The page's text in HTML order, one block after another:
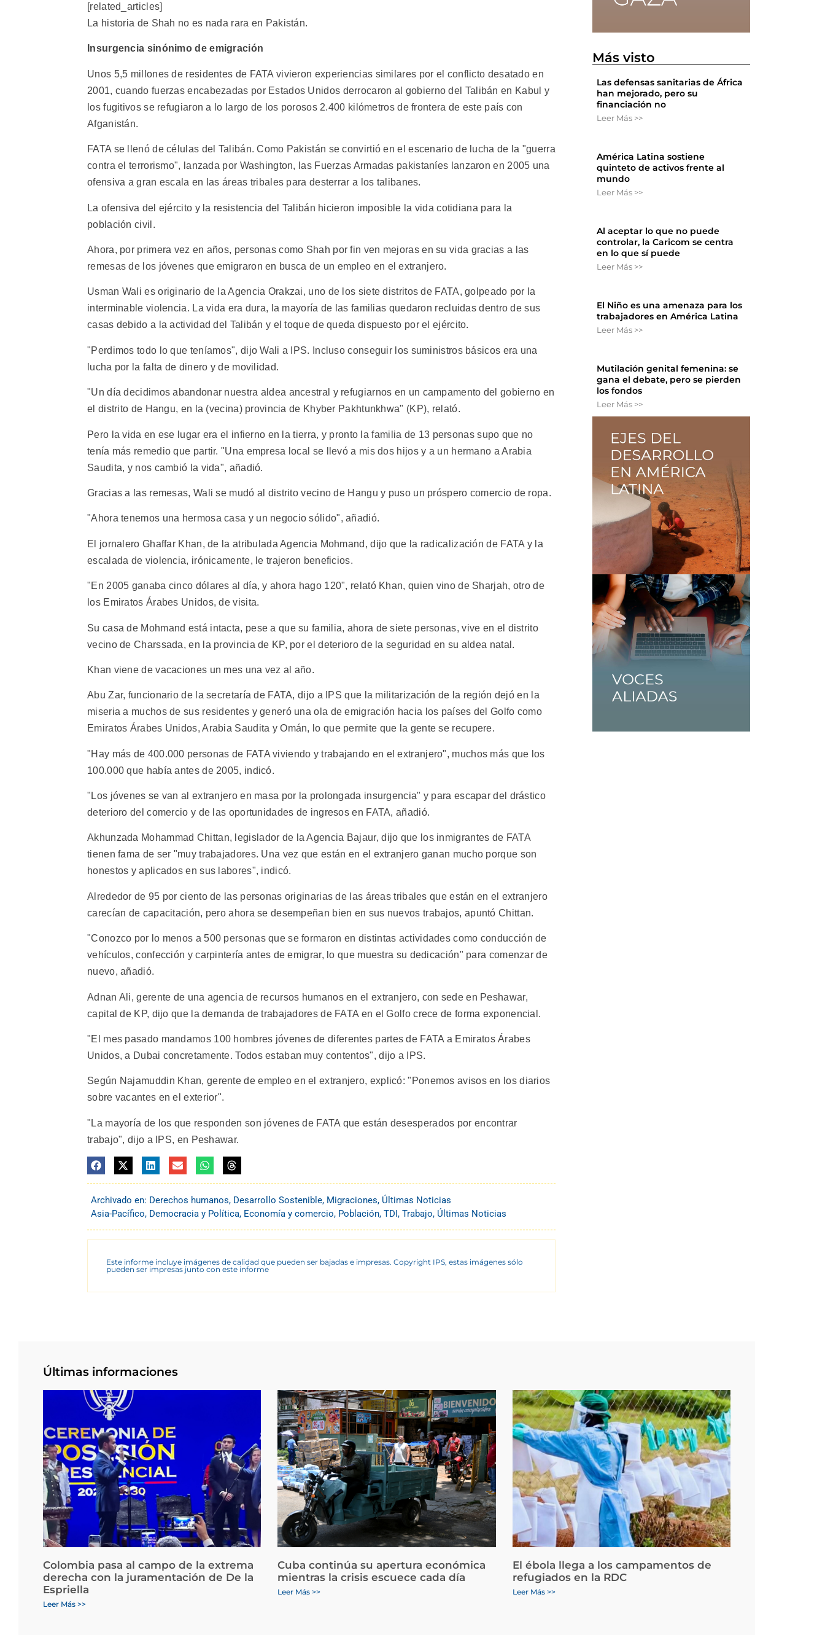
[related_articles]
La historia de Shah no es nada rara en Pakistán.
Insurgencia sinónimo de emigración
Unos 5,5 millones de residentes de FATA vivieron experiencias similares por el conflicto desatado en
2001, cuando fuerzas encabezadas por Estados Unidos derrocaron al gobierno del Talibán en Kabul y
los fugitivos se refugiaron a lo largo de los porosos 2.400 kilómetros de frontera de este país con
Afganistán.
FATA se llenó de células del Talibán. Como Pakistán se convirtió en el escenario de lucha de la "guerra
contra el terrorismo", lanzada por Washington, las Fuerzas Armadas pakistaníes lanzaron en 2005 una
ofensiva a gran escala en las áreas tribales para desterrar a los talibanes.
La ofensiva del ejército y la resistencia del Talibán hicieron imposible la vida cotidiana para la
población civil.
Ahora, por primera vez en años, personas como Shah por fin ven mejoras en su vida gracias a las
remesas de los jóvenes que emigraron en busca de un empleo en el extranjero.
Usman Wali es originario de la Agencia Orakzai, uno de los siete distritos de FATA, golpeado por la
interminable violencia. La vida era dura, la mayoría de las familias quedaron recluidas dentro de sus
casas debido a la actividad del Talibán y el toque de queda dispuesto por el ejército.
"Perdimos todo lo que teníamos", dijo Wali a IPS. Incluso conseguir los suministros básicos era una
lucha por la falta de dinero y de movilidad.
"Un día decidimos abandonar nuestra aldea ancestral y refugiarnos en un campamento del gobierno en
el distrito de Hangu, en la (vecina) provincia de Khyber Pakhtunkhwa" (KP), relató.
Pero la vida en ese lugar era el infierno en la tierra, y pronto la familia de 13 personas supo que no
tenía más remedio que partir. "Una empresa local se llevó a mis dos hijos y a un hermano a Arabia
Saudita, y nos cambió la vida", añadió.
Gracias a las remesas, Wali se mudó al distrito vecino de Hangu y puso un próspero comercio de ropa.
"Ahora tenemos una hermosa casa y un negocio sólido", añadió.
El jornalero Ghaffar Khan, de la atribulada Agencia Mohmand, dijo que la radicalización de FATA y la
escalada de violencia, irónicamente, le trajeron beneficios.
"En 2005 ganaba cinco dólares al día, y ahora hago 120", relató Khan, quien vino de Sharjah, otro de
los Emiratos Árabes Unidos, de visita.
Su casa de Mohmand está intacta, pese a que su familia, ahora de siete personas, vive en el distrito
vecino de Charssada, en la provincia de KP, por el deterioro de la seguridad en su aldea natal.
Khan viene de vacaciones un mes una vez al año.
Abu Zar, funcionario de la secretaría de FATA, dijo a IPS que la militarización de la región dejó en la
miseria a muchos de sus residentes y generó una ola de emigración hacia los países del Golfo como
Emiratos Árabes Unidos, Arabia Saudita y Omán, lo que permite que la gente se recupere.
"Hay más de 400.000 personas de FATA viviendo y trabajando en el extranjero", muchos más que los
100.000 que había antes de 2005, indicó.
"Los jóvenes se van al extranjero en masa por la prolongada insurgencia" y para escapar del drástico
deterioro del comercio y de las oportunidades de ingresos en FATA, añadió.
Akhunzada Mohammad Chittan, legislador de la Agencia Bajaur, dijo que los inmigrantes de FATA
tienen fama de ser "muy trabajadores. Una vez que están en el extranjero ganan mucho porque son
honestos y aplicados en sus labores", indicó.
Alrededor de 95 por ciento de las personas originarias de las áreas tribales que están en el extranjero
carecían de capacitación, pero ahora se desempeñan bien en sus nuevos trabajos, apuntó Chittan.
"Conozco por lo menos a 500 personas que se formaron en distintas actividades como conducción de
vehículos, confección y carpintería antes de emigrar, lo que muestra su dedicación" para comenzar de
nuevo, añadió.
Adnan Ali, gerente de una agencia de recursos humanos en el extranjero, con sede en Peshawar,
capital de KP, dijo que la demanda de trabajadores de FATA en el Golfo crece de forma exponencial.
"El mes pasado mandamos 100 hombres jóvenes de diferentes partes de FATA a Emiratos Árabes
Unidos, a Dubai concretamente. Todos estaban muy contentos", dijo a IPS.
Según Najamuddin Khan, gerente de empleo en el extranjero, explicó: "Ponemos avisos en los diarios
sobre vacantes en el exterior".
"La mayoría de los que responden son jóvenes de FATA que están desesperados por encontrar
trabajo", dijo a IPS, en Peshawar.
Archivado en: Derechos humanos, Desarrollo Sostenible, Migraciones, Últimas Noticias
Asia-Pacífico, Democracia y Política, Economía y comercio, Población, TDI , Trabajo, Últimas Noticias
Este informe incluye imágenes de calidad que pueden ser bajadas e impresas. Copyright IPS, estas imágenes sólo
pueden ser impresas junto con este informe
Más visto
Las defensas sanitarias de África
han mejorado, pero su
financiación no
Leer Más >>
América Latina sostiene
quinteto de activos frente al
mundo
Leer Más >>
Al aceptar lo que no puede
controlar, la Caricom se centra
en lo que sí puede
Leer Más >>
El Niño es una amenaza para los
trabajadores en América Latina
Leer Más >>
Mutilación genital femenina: se
gana el debate, pero se pierden
los fondos
Leer Más >>
Últimas informaciones
Colombia pasa al campo de la extrema
derecha con la juramentación de De la
Espriella
Leer Más >>
Cuba continúa su apertura económica
mientras la crisis escuece cada día
Leer Más >>
El ébola llega a los campamentos de
refugiados en la RDC
Leer Más >>